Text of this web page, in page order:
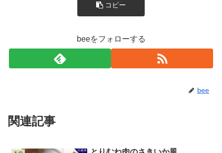
コピー
beeをフォローする
bee
関連記事